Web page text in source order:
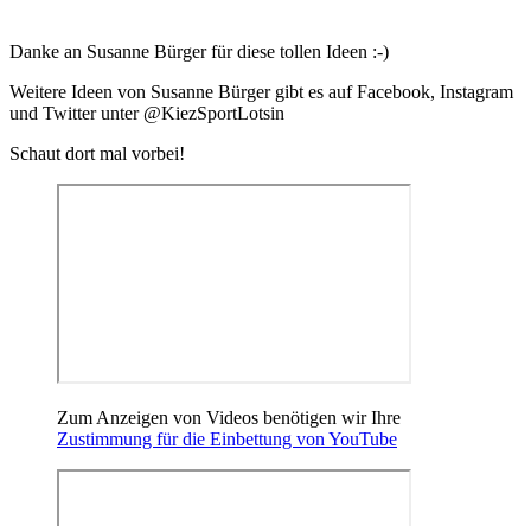
Danke an Susanne Bürger für diese tollen Ideen :-)
Weitere Ideen von Susanne Bürger gibt es auf Facebook, Instagram
und Twitter unter @KiezSportLotsin
Schaut dort mal vorbei!
Zum Anzeigen von Videos benötigen wir Ihre
Zustimmung für die Einbettung von YouTube